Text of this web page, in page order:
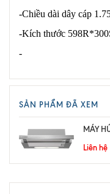
-Chiều dài dây cáp
-Kích thước
-
SẢN PHẨM ĐÃ XEM
MÁY
Liên hệ